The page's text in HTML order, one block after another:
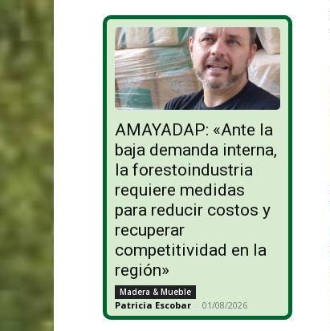
AMAYADAP: «Ante la
baja demanda interna,
la forestoindustria
requiere medidas
para reducir costos y
recuperar
competitividad en la
región»
Madera & Mueble
Patricia Escobar - 01/08/2026